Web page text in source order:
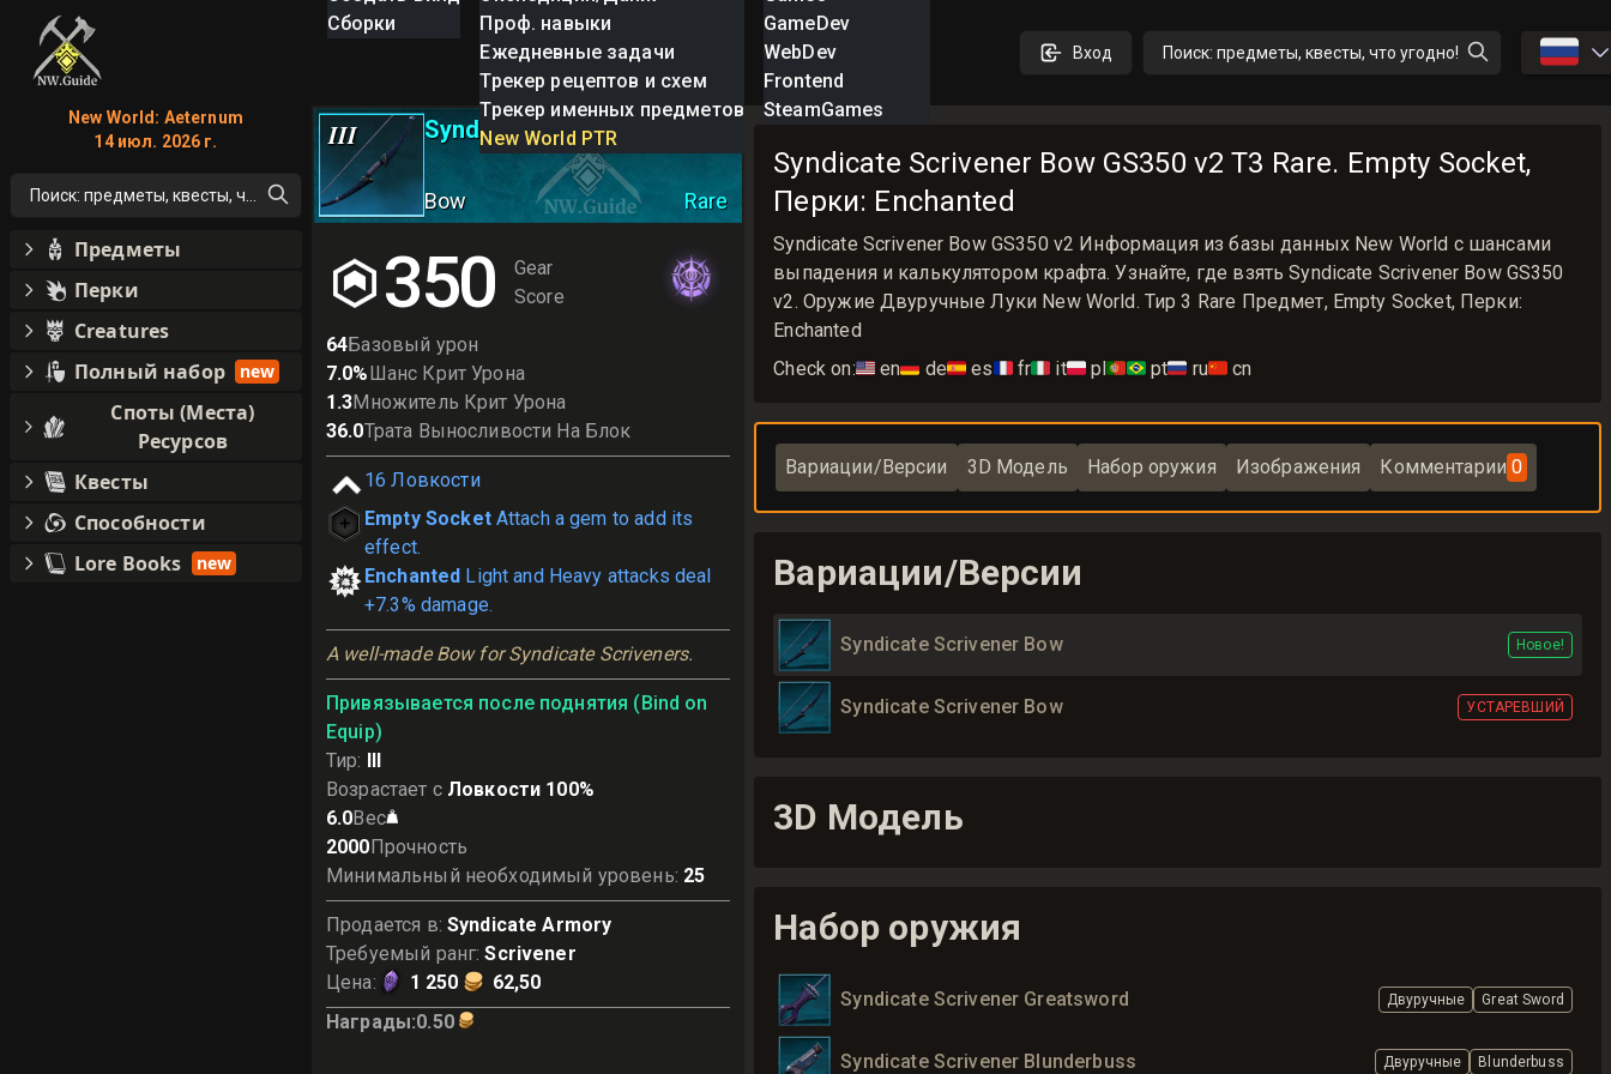
Сборки
Проф. навыки
Ежедневные задачи
Трекер рецептов и схем
Трекер именных предметов
New World PTR
GameDev
WebDev
Frontend
SteamGames
Вход Поиск: предметы, квесты, что угодно! 🇷🇺
III Syndicate Scrivener Bow
Bow Rare
350
Gear
Score
64Базовый урон
7.0%Шанс Крит Урона
1.3Множитель Крит Урона
36.0Трата Выносливости На Блок
16 Ловкости
Empty Socket Attach a gem to add its
effect.
Enchanted Light and Heavy attacks deal
+7.3% damage.
A well-made Bow for Syndicate Scriveners.
Привязывается после поднятия (Bind on
Equip)
Тир: III
Возрастает с Ловкости 100%
6.0Вес
2000Прочность
Минимальный необходимый уровень: 25
Продается в: Syndicate Armory
Требуемый ранг: Scrivener
Цена: 1 250
62,50
Награды:0.50
Syndicate Scrivener Bow GS350 v2 T3 Rare. Empty Socket,
Перки: Enchanted
Syndicate Scrivener Bow GS350 v2 Информация из базы данных New World с шансами
выпадения и калькулятором крафта. Узнайте, где взять Syndicate Scrivener Bow GS350
v2. Оружие Двуручные Луки New World. Тир 3 Rare Предмет, Empty Socket, Перки:
Enchanted
Check on:🇺🇸 en🇩🇪 de🇪🇸 es🇫🇷 fr🇮🇹 it🇵🇱 pl🇵🇹🇧🇷 pt🇷🇺 ru🇨🇳 cn
Вариации/Версии 3D Модель Набор оружия Изображения Комментарии 0
Вариации/Версии
Syndicate Scrivener Bow Новое!
Syndicate Scrivener Bow УСТАРЕВШИЙ
3D Модель
Набор оружия
Syndicate Scrivener Greatsword Двуручные Great Sword
Syndicate Scrivener Blunderbuss Двуручные Blunderbuss
New World: Aeternum
14 июл. 2026 г.
Поиск: предметы, квесты, что угодно!
Предметы
Перки
Creatures
Полный набор
new
Споты (Места)
Ресурсов
Квесты
Способности
Lore Books
new